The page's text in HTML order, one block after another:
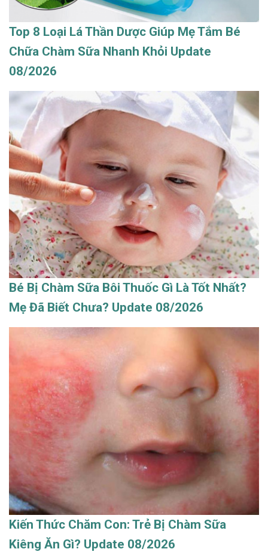
Top 8 Loại Lá Thần Dược Giúp Mẹ Tắm Bé
Chữa Chàm Sữa Nhanh Khỏi Update
08/2026
Bé Bị Chàm Sữa Bôi Thuốc Gì Là Tốt Nhất?
Mẹ Đã Biết Chưa? Update 08/2026
Kiến Thức Chăm Con: Trẻ Bị Chàm Sữa
Kiêng Ăn Gì? Update 08/2026